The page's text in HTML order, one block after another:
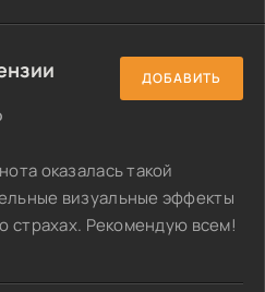
ДОБАВИТЬ
оказалась такой
визуальные эффекты
страхах. Рекомендую всем!